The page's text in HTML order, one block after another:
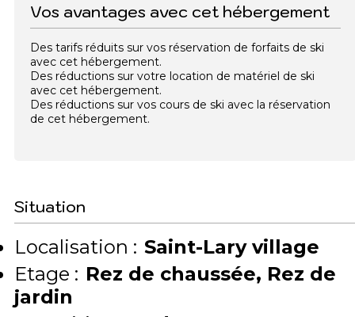
Vos avantages avec cet hébergement
Des tarifs réduits sur vos réservation de forfaits de ski
avec cet hébergement.
Des réductions sur votre location de matériel de ski
avec cet hébergement.
Des réductions sur vos cours de ski avec la réservation
de cet hébergement.
Situation
Localisation : Saint-Lary village
Etage : Rez de chaussée Rez de
jardin